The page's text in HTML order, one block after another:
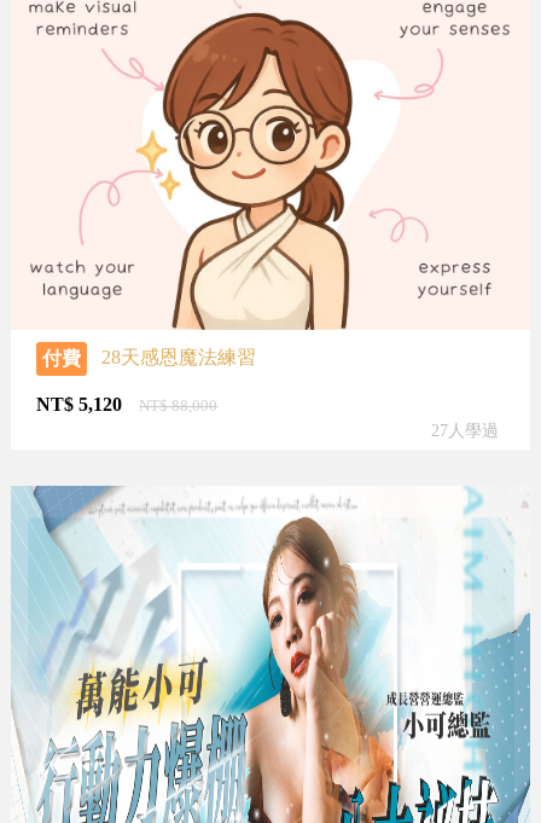
付費 28天感恩魔法練習
NT$5,120 NT$88,000
27人學過